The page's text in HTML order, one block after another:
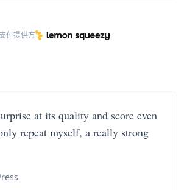
支付提供方
at its quality and score even
repeat myself, a really strong